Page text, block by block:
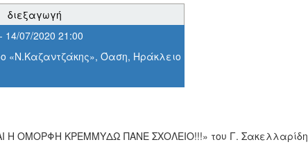
διεξαγωγή
14/07/2020 21:00
«Ν.Καζαντζάκης», Όαση, Ηράκλειο
Η ΟΜΟΡΦΗ ΚΡΕΜΜΥΔΩ ΠΑΝΕ ΣΧΟΛΕΙΟ!!!» του Γ.